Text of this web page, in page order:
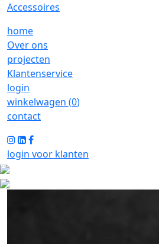
Accessoires
home
Over ons
projecten
Klantenservice
login
winkelwagen (0)
contact
login voor klanten